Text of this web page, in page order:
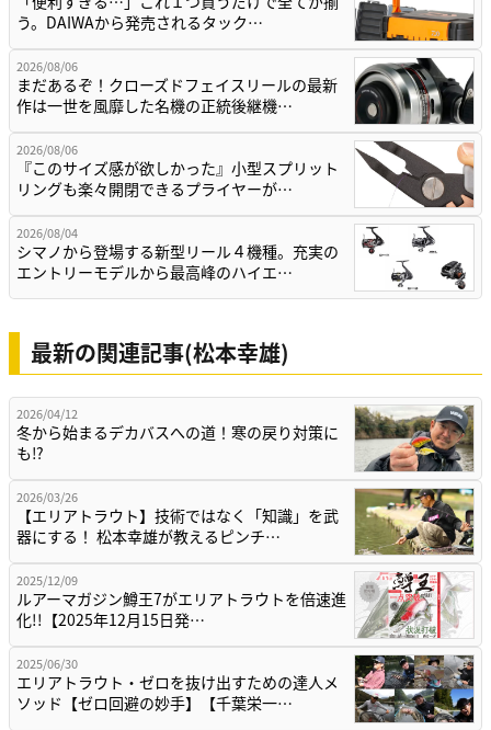
う。DAIWAから発売されるタック…
2026/08/06
まだあるぞ！クローズドフェイスリールの最新
作は一世を風靡した名機の正統後継機…
2026/08/06
『このサイズ感が欲しかった』小型スプリット
リングも楽々開閉できるプライヤーが…
2026/08/04
シマノから登場する新型リール４機種。充実の
エントリーモデルから最高峰のハイエ…
最新の関連記事(松本幸雄)
2026/04/12
冬から始まるデカバスへの道！寒の戻り対策に
も⁉
2026/03/26
【エリアトラウト】技術ではなく「知識」を武
器にする！ 松本幸雄が教えるピンチ…
2025/12/09
ルアーマガジン鱒王7がエリアトラウトを倍速進
化!!【2025年12月15日発…
2025/06/30
エリアトラウト・ゼロを抜け出すための達人メ
ソッド【ゼロ回避の妙手】【千葉栄一…